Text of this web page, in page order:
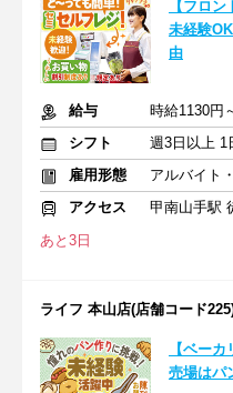
【フロ
未経験
由
給与
時給1130円
シフト
週3日以上 1
雇用形態
アルバイト
アクセス
甲南山手駅
あと3日
ライフ 本山店(店舗コード
【ベー
売場はパ